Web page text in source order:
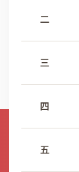
二
三
四
五